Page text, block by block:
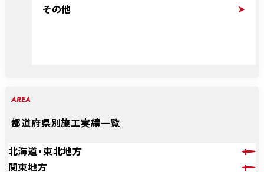
その他
AREA
都道府県別施工実績一覧
北海道・東北地方
関東地方